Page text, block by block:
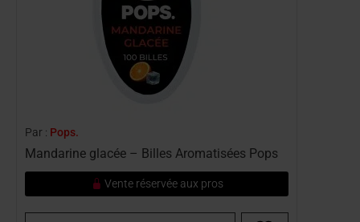
Par : Pops.
Mandarine glacée – Billes Aromatisées Pops
Vente réservée aux pros